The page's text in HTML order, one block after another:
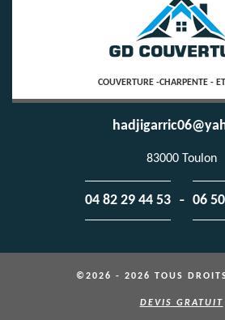
COUVERTURE -CHARPENTE -
83000 Toulon
04 82 29 44 53 - 06
©2026 - 2026 TOUS DROITS
DEVIS GRATUIT